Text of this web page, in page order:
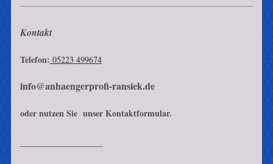
Kontakt
Telefon: 05223 499674
info@anhaengerprofi-ransiek.de
oder nutzen Sie unser Kontaktformular.